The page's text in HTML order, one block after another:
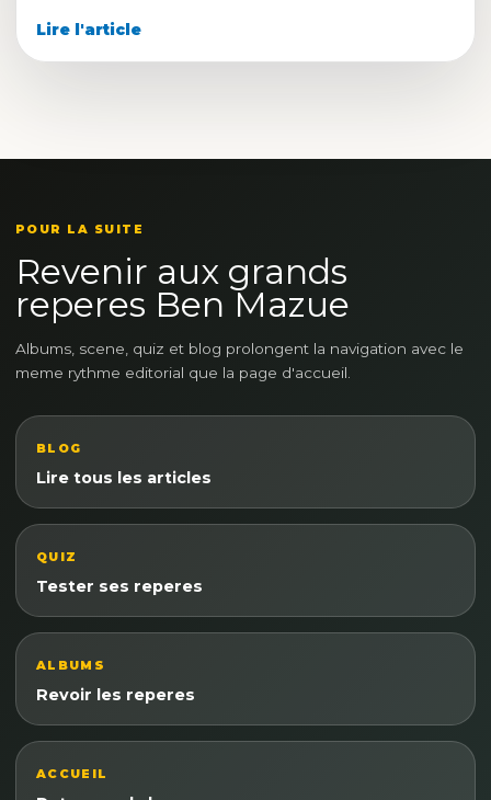
Lire l'article
POUR LA SUITE
Revenir aux grands
reperes Ben Mazue
Albums, scene, quiz et blog prolongent la navigation avec le
meme rythme editorial que la page d'accueil.
BLOG
Lire tous les articles
QUIZ
Tester ses reperes
ALBUMS
Revoir les reperes
ACCUEIL